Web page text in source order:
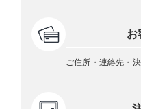
お
ご住所・連絡先・